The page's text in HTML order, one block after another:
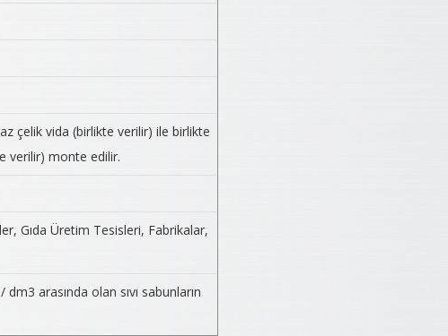
çelik vida (birlikte verilir) ile birlikte
verilir) monte edilir.
Gıda Üretim Tesisleri, Fabrikalar,
arasında olan sıvı sabunların